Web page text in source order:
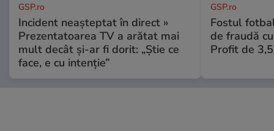
GSP.ro
Incident neașteptat în direct »
Prezentatoarea TV a arătat mai
mult decât și-ar fi dorit: „Știe ce
face, e cu intenție”
GSP.ro
Fostul
de fraudă
Profit de